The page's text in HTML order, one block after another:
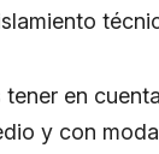
en
y con